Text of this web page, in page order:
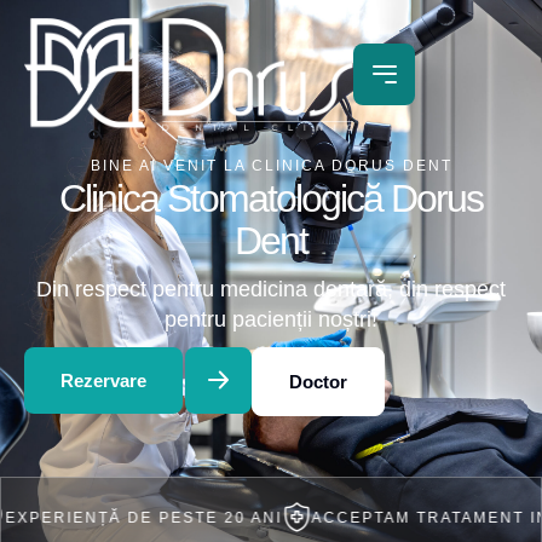
BINE AI VENIT LA CLINICA DORUS DENT
Clinica Stomatologică Dorus
Dent
Din respect pentru medicina dentară, din respect
pentru pacienții noștri!
Rezervare Doctor
DE PESTE 20 ANI ACCEPTAM TRATAMENT IN RATE